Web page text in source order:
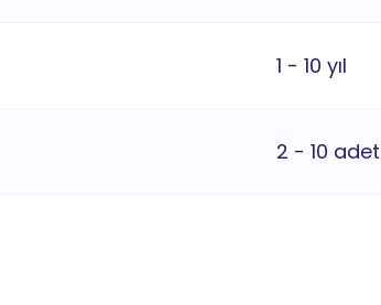
1 - 10 yıl
2 - 10 adet